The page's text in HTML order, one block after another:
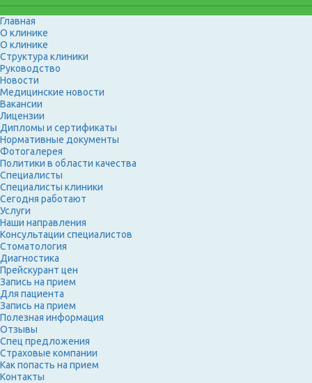
Главная
О клинике
О клинике
Структура клиники
Руководство
Новости
Медицинские новости
Вакансии
Лицензии
Дипломы и сертификаты
Нормативные документы
Фотогалерея
Политики в области качества
Специалисты
Специалисты клиники
Сегодня работают
Услуги
Наши направления
Консультации специалистов
Стоматология
Диагностика
Прейскурант цен
Запись на прием
Для пациента
Запись на прием
Полезная информация
Отзывы
Спец предложения
Страховые компании
Как попасть на прием
Контакты